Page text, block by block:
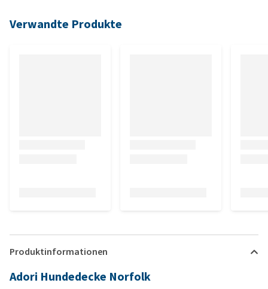
Verwandte Produkte
Produktinformationen
Adori Hundedecke Norfolk